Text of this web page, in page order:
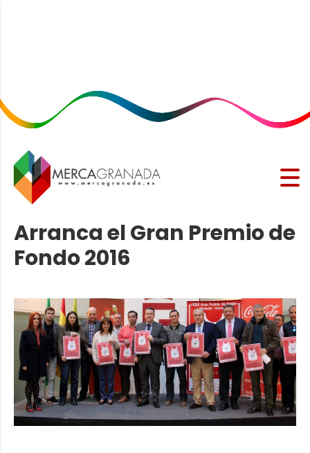
Arranca el Gran Premio de
Fondo 2016